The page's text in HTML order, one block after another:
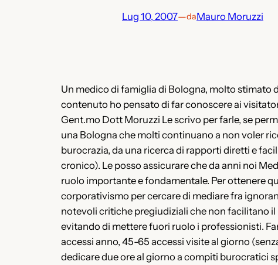
Lug 10, 2007—daMauro Moruzzi
Un medico di famiglia di Bologna, molto stimato
contenuto ho pensato di far conoscere ai
Gent.mo Dott Moruzzi Le scrivo per farle, se
una Bologna che molti continuano a non voler
burocrazia, da una ricerca di rapporti diretti e
cronico). Le posso assicurare che da anni noi
ruolo importante e fondamentale. Per ottenere
corporativismo per cercare di mediare fra
notevoli critiche pregiudiziali che non facilitano
evitando di mettere fuori ruolo i professionisti.
accessi anno, 45-65 accessi visite al giorno
dedicare due ore al giorno a compiti burocratici